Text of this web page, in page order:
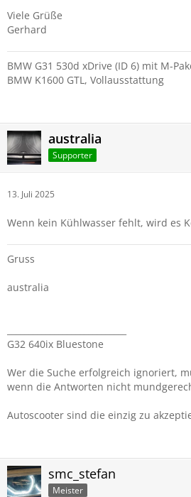
Viele Grüße
Gerhard
BMW G31 530d xDrive (ID 6) mit M-
BMW K1600 GTL, Vollausstattung
australia
Supporter
13. Juli 2025
Wenn kein Kühlwasser fehlt, wird es
Gruss
australia
G32 640ix Bluestone
Wer die Suche erfolgreich ignoriert,
wenn die Antworten nicht
Autoscooter sind die einzig zu
smc_stefan
Meister